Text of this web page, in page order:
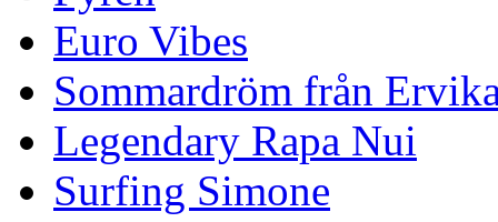
Euro Vibes
Sommardröm från
Legendary Rapa Nui
Surfing Simone